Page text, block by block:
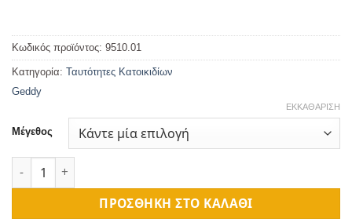
Κωδικός προϊόντος: 9510.01
Κατηγορία: Ταυτότητες Κατοικιδίων
Geddy
Μέγεθος
ΕΚΚΑΘΆΡΙΣΗ
ΠΡΟΣΘΉΚΗ ΣΤΟ ΚΑΛΆΘΙ